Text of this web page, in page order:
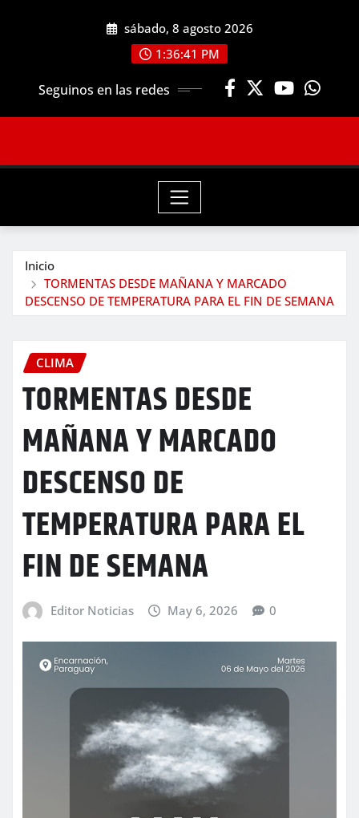
sábado, 8 agosto 2026
1:36:43 PM
Seguinos en las redes
Inicio
TORMENTAS DESDE MAÑANA Y MARCADO
DESCENSO DE TEMPERATURA PARA EL FIN DE SEMANA
CLIMA
TORMENTAS DESDE
MAÑANA Y MARCADO
DESCENSO DE
TEMPERATURA PARA EL
FIN DE SEMANA
Editor Noticias May 6, 2026 0